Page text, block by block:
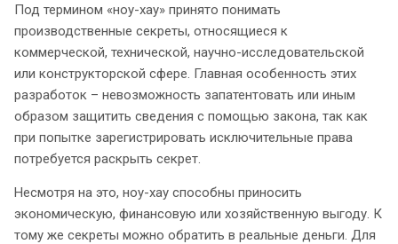
Под термином «ноу-хау» принято понимать
производственные секреты, относящиеся к
коммерческой, технической, научно-исследовательской
или конструкторской сфере. Главная особенность этих
разработок – невозможность запатентовать или иным
образом защитить сведения с помощью закона, так как
при попытке зарегистрировать исключительные права
потребуется раскрыть секрет.
Несмотря на это, ноу-хау способны приносить
экономическую, финансовую или хозяйственную выгоду. К
тому же секреты можно обратить в реальные деньги. Для